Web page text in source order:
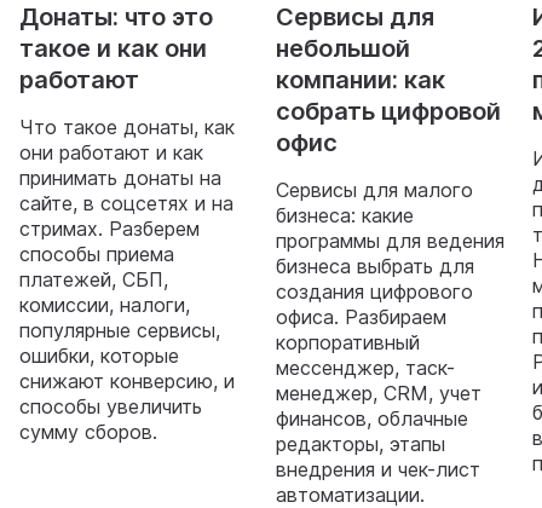
Донаты: что это
такое и как они
работают
Что такое донаты, как
они работают и как
принимать донаты на
сайте, в соцсетях и на
стримах. Разберем
способы приема
платежей, СБП,
комиссии, налоги,
популярные сервисы,
ошибки, которые
снижают конверсию, и
способы увеличить
сумму сборов.
Сервисы для
небольшой
компании: как
собрать цифровой
офис
Сервисы для малого
бизнеса: какие
программы для ведения
бизнеса выбрать для
создания цифрового
офиса. Разбираем
корпоративный
мессенджер, таск-
менеджер, CRM, учет
финансов, облачные
редакторы, этапы
внедрения и чек-лист
автоматизации.